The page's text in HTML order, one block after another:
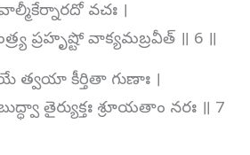
వాల్మీకేర్నారదో వచః ।
ప్రహృష్టో వాక్యమబ్రవీత్ ॥ 6 ॥
త్వయా కీర్తితా గుణాః ।
తైర్యుక్తః శ్రూయతాం నరః ॥ 7